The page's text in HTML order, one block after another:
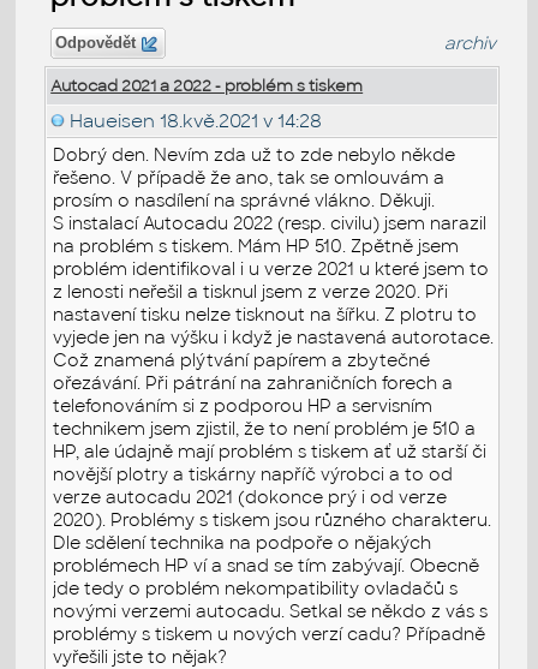
Odpovědět archiv
Autocad 2021 a 2022 - problém s tiskem
Haueisen 18.kvě.2021 v 14:28
Dobrý den. Nevím zda už to zde nebylo někde
řešeno. V případě že ano, tak se omlouvám a
prosím o nasdílení na správné vlákno. Děkuji.
S instalací Autocadu 2022 (resp. civilu) jsem narazil
na problém s tiskem. Mám HP 510. Zpětně jsem
problém identifikoval i u verze 2021 u které jsem to
z lenosti neřešil a tisknul jsem z verze 2020. Při
nastavení tisku nelze tisknout na šířku. Z plotru to
vyjede jen na výšku i když je nastavená autorotace.
Což znamená plýtvání papírem a zbytečné
ořezávání. Při pátrání na zahraničních forech a
telefonováním si z podporou HP a servisním
technikem jsem zjistil, že to není problém je 510 a
HP, ale údajně mají problém s tiskem ať už starší či
novější plotry a tiskárny napříč výrobci a to od
verze autocadu 2021 (dokonce prý i od verze
2020). Problémy s tiskem jsou různého charakteru.
Dle sdělení technika na podpoře o nějakých
problémech HP ví a snad se tím zabývají. Obecně
jde tedy o problém nekompatibility ovladačů s
novými verzemi autocadu. Setkal se někdo z vás s
problémy s tiskem u nových verzí cadu? Případně
vyřešili jste to nějak?